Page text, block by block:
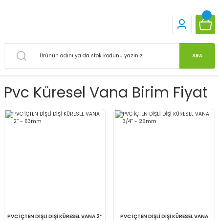
ARA
Pvc Küresel Vana Birim Fiyat
PVC İÇTEN DİŞLİ DİŞİ KÜRESEL VANA 2’’
PVC İÇTEN DİŞLİ DİŞİ KÜRESEL VANA